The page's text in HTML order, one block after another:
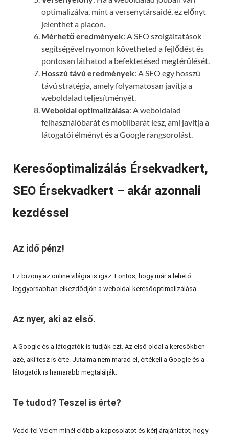
optimalizálva, mint a versenytársaidé, ez előnyt
jelenthet a piacon.
Mérhető eredmények: A SEO szolgáltatások
segítségével nyomon követheted a fejlődést és
pontosan láthatod a befektetésed megtérülését.
Hosszú távú eredmények: A SEO egy hosszú
távú stratégia, amely folyamatosan javítja a
weboldalad teljesítményét.
Weboldal optimalizálása: A weboldalad
felhasználóbarát és mobilbarát lesz, ami javítja a
látogatói élményt és a Google rangsorolást.
Keresőoptimalizálás Érsekvadkert,
SEO Érsekvadkert – akár azonnali
kezdéssel
Az idő pénz!
Ez bizony az online világra is igaz. Fontos, hogy már a lehető
leggyorsabban elkezdődjön a weboldal keresőoptimalizálása.
Az nyer, aki az első.
A Google és a látogatók is tudják ezt. Az első oldal a keresőkben
azé, aki tesz is érte. Jutalma nem marad el, értékeli a Google és a
látogatók is hamarabb megtalálják.
Te tudod? Teszel is érte?
Vedd fel Velem minél előbb a kapcsolatot és kérj árajánlatot, hogy